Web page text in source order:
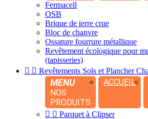
Fermacell
OSB
Brique de terre crue
Bloc de chanvre
Ossature fourrure métallique
Revêtement écologique pour
(tapisseries)
  Revêtements Sols et Plancher
MENU
NOS
PRODUITS
ACCUEIL
  Parquet à Clipser